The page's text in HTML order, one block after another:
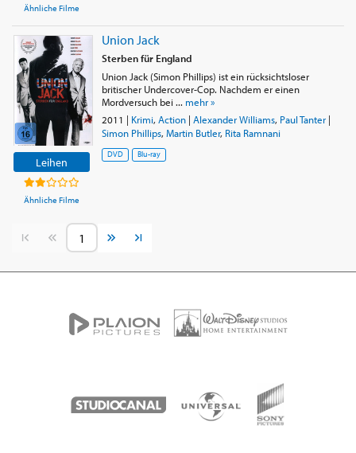
Ähnliche Filme
Leihen
Ähnliche Filme
Union Jack
Sterben für England
Union Jack (Simon Phillips) ist ein rücksichtsloser
britischer Undercover-Cop. Nachdem er einen
Mordversuch bei ... mehr »
2011 | Krimi, Action| Alexander Williams, Paul Tanter|
Simon Phillips, Martin Butler, Rita Ramnani
DVD Blu-ray
Vorherige SeiteNächste Seite